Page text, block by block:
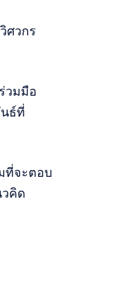
ศวกร
วมมือ
ธ์ที่
ที่จะตอบ
วคิด